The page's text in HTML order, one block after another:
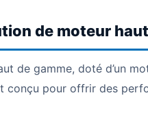
de moteur
de gamme, doté d’un
conçu pour offrir des